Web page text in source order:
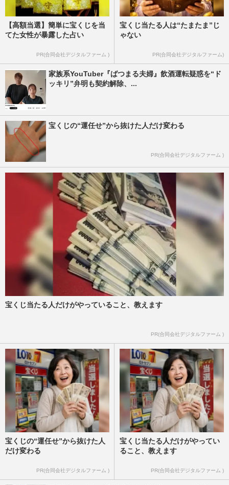
【高額当選】簡単に宝くじを当
てた女性が暴露した占い
PR(合同会社デジタルファーム )
宝くじ当たる人は“たまたま”じ
ゃない
PR(合同会社デジタルファーム)
家族系YouTuber『ばつまる夫婦』飲酒運転疑惑を“ド
ッキリ”弁明も契約解除、...
宝くじの“運任せ”から抜けた人だけ変わる
PR(合同会社デジタルファーム )
宝くじ当たる人だけがやっていること、教えます
PR(合同会社デジタルファーム )
宝くじの“運任せ”から抜けた人
だけ変わる
PR(合同会社デジタルファーム )
宝くじ当たる人だけがやってい
ること、教えます
PR(合同会社デジタルファーム )